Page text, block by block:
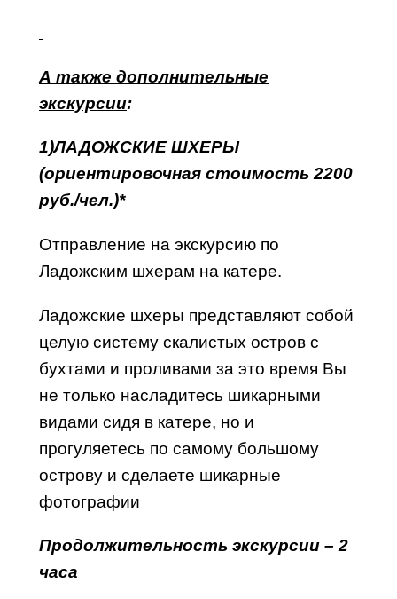
А также дополнительные
экскурсии:
1)ЛАДОЖСКИЕ ШХЕРЫ
(ориентировочная стоимость 2200
руб./чел.)*
Отправление на экскурсию по
Ладожским шхерам на катере.
Ладожские шхеры представляют собой
целую систему скалистых остров с
бухтами и проливами за это время Вы
не только насладитесь шикарными
видами сидя в катере, но и
прогуляетесь по самому большому
острову и сделаете шикарные
фотографии
Продолжительность экскурсии – 2
часа